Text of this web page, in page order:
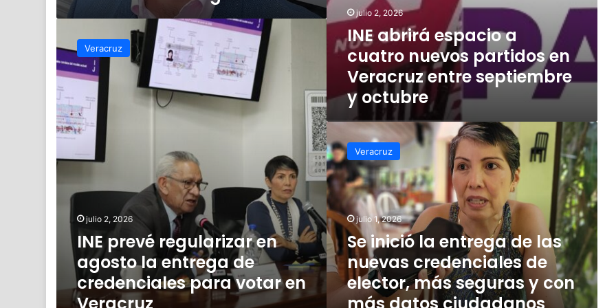
Ortega
julio 2, 2026
INE abrirá espacio a
cuatro nuevos partidos en
Veracruz entre septiembre
y octubre
prevé
regularizar
en
agosto
la
entrega
de
credenciales
votar
en
Veracruz
Veracruz
julio 2, 2026
INE prevé regularizar en
agosto la entrega de
credenciales para votar en
Se
inició
la
entrega
de
las
nuevas
credenciales
de
elector,
más
seguras
Veracruz
julio 1, 2026
Se inició la entrega de las
nuevas credenciales de
elector, más seguras y con